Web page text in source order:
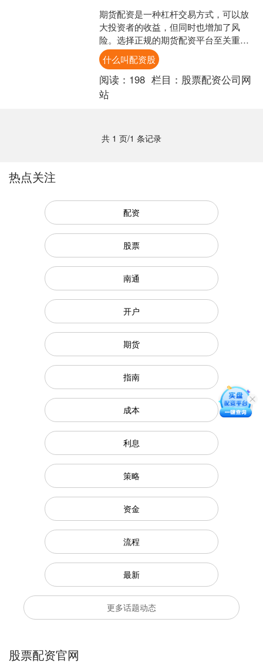
期货配资是一种杠杆交易方式，可以放
大投资者的收益，但同时也增加了风
险。选择正规的期货配资平台至关重
要，以保障资金安全和稳健获利。 * **放
大资金规模：**配资....
什么叫配资股
阅读： 198 栏目： 股票配资公司网
站
共 1 页/1 条记录
热点关注
配资
股票
南通
开户
期货
指南
成本
利息
策略
资金
流程
最新
更多话题动态
股票配资官网